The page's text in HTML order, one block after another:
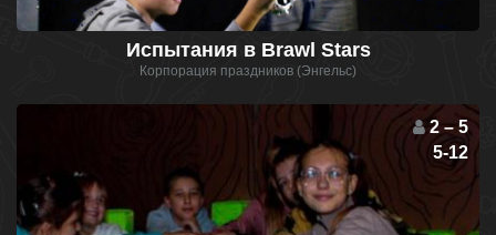
Испытания в Brawl Stars
Корпорация праздников (Энгельс)
2 – 5
5-12